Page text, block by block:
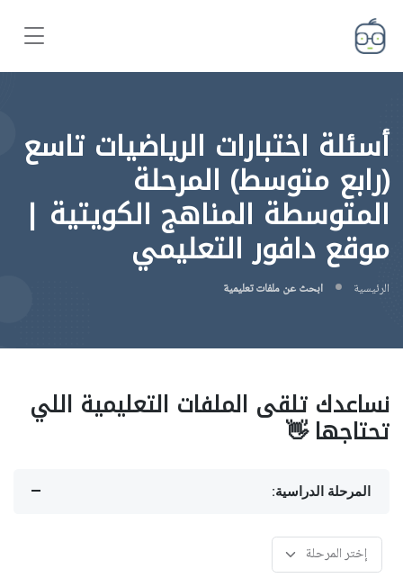
أسئلة اختبارات الرياضيات تاسع
(رابع متوسط) المرحلة
المتوسطة المناهج الكويتية |
موقع دافور التعليمي
الرئيسية ابحث عن ملفات تعليمية
نساعدك تلقى الملفات التعليمية اللي
تحتاجها 👋
المرحلة الدراسية: